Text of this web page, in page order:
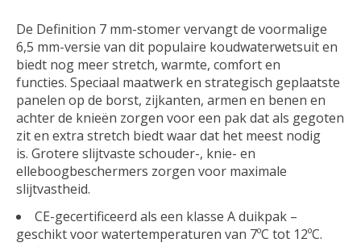
De Definition 7 mm-stomer vervangt de voormalige
6,5 mm-versie van dit populaire koudwaterwetsuit en
biedt nog meer stretch, warmte, comfort en
functies. Speciaal maatwerk en strategisch geplaatste
panelen op de borst, zijkanten, armen en benen en
achter de knieën zorgen voor een pak dat als gegoten
zit en extra stretch biedt waar dat het meest nodig
is. Grotere slijtvaste schouder-, knie- en
elleboogbeschermers zorgen voor maximale
slijtvastheid.
CE-gecertificeerd als een klasse A duikpak –
geschikt voor watertemperaturen van 7ºC tot 12ºC.